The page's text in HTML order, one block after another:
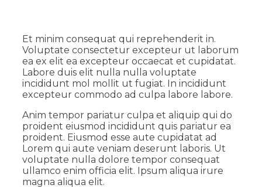
Et minim consequat qui reprehenderit in.
Voluptate consectetur excepteur ut laborum
ea ex elit ea excepteur occaecat et cupidatat.
Labore duis elit nulla nulla voluptate
incididunt mol mollit ut fugiat. In incididunt
excepteur commodo ad culpa labore labore.
Anim tempor pariatur culpa et aliquip qui do
proident eiusmod incididunt quis pariatur ea
proident. Eiusmod esse aute cupidatat ad
Lorem qui aute veniam deserunt laboris. Ut
voluptate nulla dolore tempor consequat
ullamco enim officia elit. Ipsum aliqua irure
magna aliqua elit.